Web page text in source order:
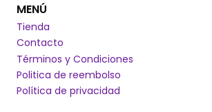
MENÚ
Tienda
Contacto
Términos y Condiciones
Politica de reembolso
Política de privacidad